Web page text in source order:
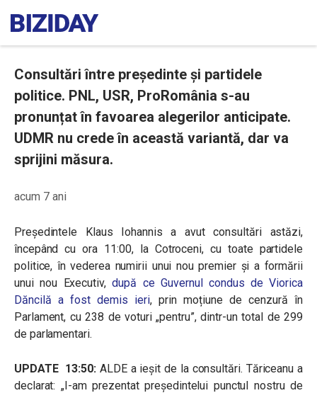
Consultări între președinte și partidele
politice. PNL, USR, ProRomânia s-au
pronunțat în favoarea alegerilor anticipate.
UDMR nu crede în această variantă, dar va
sprijini măsura.
acum 7 ani
Președintele Klaus Iohannis a avut consultări astăzi,
începând cu ora 11:00, la Cotroceni, cu toate partidele
politice, în vederea numirii unui nou premier și a formării
unui nou Executiv,după ce Guvernul condus de Viorica
Dăncilă a fost demis ieri, prin moțiune de cenzură în
Parlament, cu 238 de voturi „pentru”, dintr-un total de 299
de parlamentari.
UPDATE 13:50: ALDE a ieșit de la consultări. Tăriceanu a
declarat: „I-am prezentat președintelui punctul nostru de